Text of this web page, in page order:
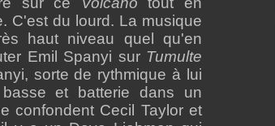
C'est du lourd. La musique
haut niveau quel qu'en
Emil Spanyi sur Tumulte
sorte de rythmique à lui
et batterie dans un
confondent Cecil Taylor et